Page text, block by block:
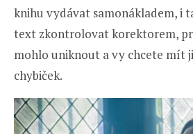
knihu vydávat samonákladem, i
text zkontrolovat korektorem,
mohlo uniknout a vy chcete mít
chybiček.